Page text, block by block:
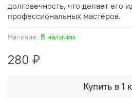
Наличие: В наличии
280 ₽
Купить в 1
долговечность, что делает его
профессиональных мастеров.